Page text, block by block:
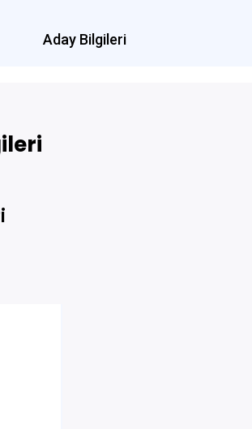
Aday Bilgileri